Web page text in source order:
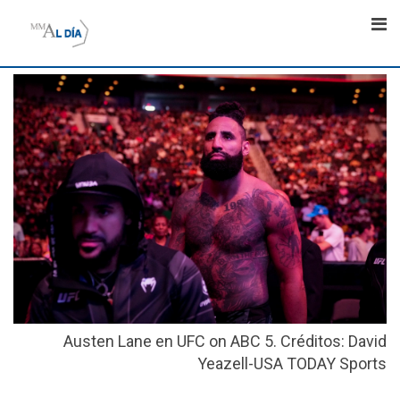
Austen Lane en UFC on ABC 5. Créditos: David
Yeazell-USA TODAY Sports